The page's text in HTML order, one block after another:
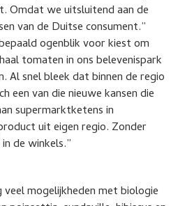
Omdat we uitsluitend aan de
van de Duitse consument.”
ogenblik voor kiest om
tomaten in ons belevenispark
Al snel bleek dat binnen de regio
een van die nieuwe kansen die
supermarktketens in
uit eigen regio. Zonder
de winkels.”
mogelijkheden met biologie